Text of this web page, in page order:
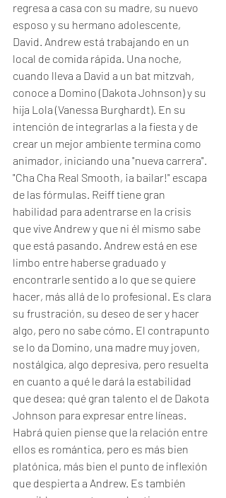
regresa a casa con su madre, su nuevo
esposo y su hermano adolescente,
David. Andrew está trabajando en un
local de comida rápida. Una noche,
cuando lleva a David a un bat mitzvah,
conoce a Domino (Dakota Johnson) y su
hija Lola (Vanessa Burghardt). En su
intención de integrarlas a la fiesta y de
crear un mejor ambiente termina como
animador, iniciando una "nueva carrera".
"Cha Cha Real Smooth, ¡a bailar!" escapa
de las fórmulas. Reiff tiene gran
habilidad para adentrarse en la crisis
que vive Andrew y que ni él mismo sabe
que está pasando. Andrew está en ese
limbo entre haberse graduado y
encontrarle sentido a lo que se quiere
hacer, más allá de lo profesional. Es clara
su frustración, su deseo de ser y hacer
algo, pero no sabe cómo. El contrapunto
se lo da Domino, una madre muy joven,
nostálgica, algo depresiva, pero resuelta
en cuanto a qué le dará la estabilidad
que desea; qué gran talento el de Dakota
Johnson para expresar entre líneas.
Habrá quien piense que la relación entre
ellos es romántica, pero es más bien
platónica, más bien el punto de inflexión
que despierta a Andrew. Es también